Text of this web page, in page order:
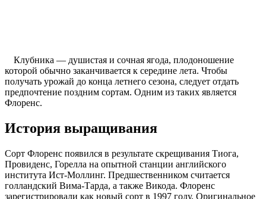
Клубника — душистая и сочная ягода, плодоношение
которой обычно заканчивается к середине лета. Чтобы
получать урожай до конца летнего сезона, следует отдать
предпочтение поздним сортам. Одним из таких является
Флоренс.
История выращивания
Сорт Флоренс появился в результате скрещивания Тиога,
Провиденс, Горелла на опытной станции английского
института Ист-Моллинг. Предшественником считается
голландский Вима-Тарда, а также Викода. Флоренс
зарегистрировали как новый сорт в 1997 году. Оригинальное